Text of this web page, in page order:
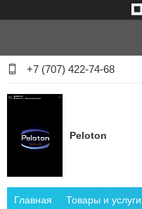
+7 (707) 422-74-68
Peloton
Главная Товары и услуги